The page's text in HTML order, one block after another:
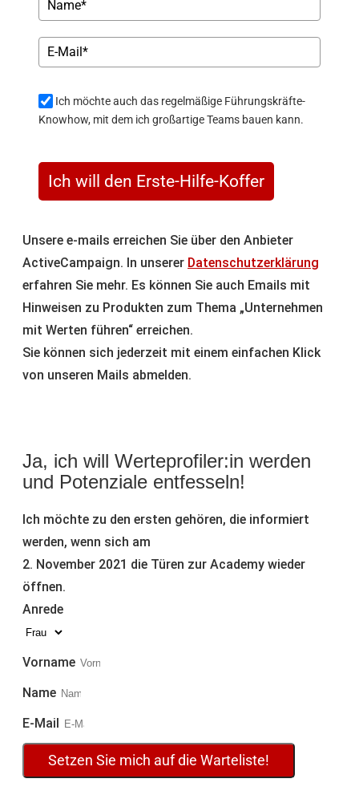
Ich möchte auch das regelmäßige Führungskräfte-
Knowhow, mit dem ich großartige Teams bauen kann.
Ich will den Erste-Hilfe-Koffer
Unsere e-mails erreichen Sie über den Anbieter
ActiveCampaign. In unserer Datenschutzerklärung
erfahren Sie mehr. Es können Sie auch Emails mit
Hinweisen zu Produkten zum Thema „Unternehmen
mit Werten führen“ erreichen.
Sie können sich jederzeit mit einem einfachen Klick
von unseren Mails abmelden.
Ja, ich will Werteprofiler:in werden
und Potenziale entfesseln!
Ich möchte zu den ersten gehören, die informiert
werden, wenn sich am
2. November 2021 die Türen zur Academy wieder
öffnen.
Anrede
Vorname
Name
E-Mail
Setzen Sie mich auf die Warteliste!